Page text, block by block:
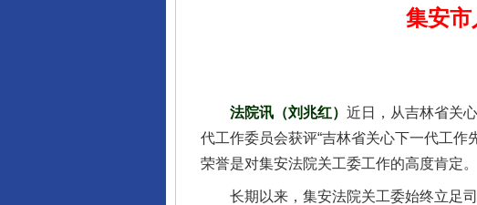
集安
法院讯（刘兆红） 近日，从吉林省关
代工作委员会获评“吉林省关心下一代工作
荣誉是对集安法院关工委工作的高度肯定。
长期以来，集安法院关工委始终立足司
完善运行机制助力责任有效落实